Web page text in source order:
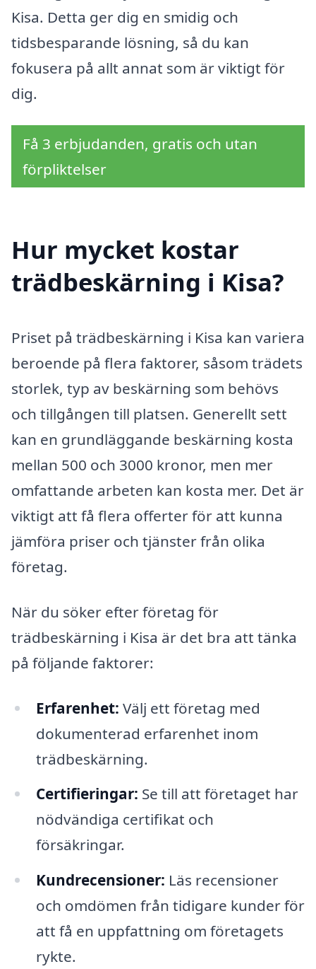
Kisa. Detta ger dig en smidig och
tidsbesparande lösning, så du kan
fokusera på allt annat som är viktigt för
dig.
Få 3 erbjudanden, gratis och utan
förpliktelser
Hur mycket kostar
trädbeskärning i Kisa?
Priset på trädbeskärning i Kisa kan variera
beroende på flera faktorer, såsom trädets
storlek, typ av beskärning som behövs
och tillgången till platsen. Generellt sett
kan en grundläggande beskärning kosta
mellan 500 och 3000 kronor, men mer
omfattande arbeten kan kosta mer. Det är
viktigt att få flera offerter för att kunna
jämföra priser och tjänster från olika
företag.
När du söker efter företag för
trädbeskärning i Kisa är det bra att tänka
på följande faktorer:
Erfarenhet: Välj ett företag med
dokumenterad erfarenhet inom
trädbeskärning.
Certifieringar: Se till att företaget har
nödvändiga certifikat och
försäkringar.
Kundrecensioner: Läs recensioner
och omdömen från tidigare kunder för
att få en uppfattning om företagets
rykte.